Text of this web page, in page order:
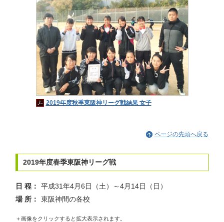
2019年度秋季東阪神リーグ戦結果 女子
ページの先頭へ戻る
2019年度春季東阪神リーグ戦
日 程：
平成31年4月6日（土）～4月14日（日）
場 所：
東阪神間の各校
＋画像をクリックすると拡大表示されます。